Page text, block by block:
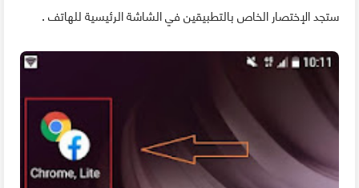
ستجد الإختصار الخاص بالتطبيقين في الشاشة الرئيسية للهاتف .